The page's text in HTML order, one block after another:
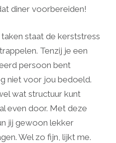
diner voorbereiden!
taken staat de kerststress
Tenzij je een
persoon bent
niet voor jou bedoeld.
wat structuur kunt
even door. Met deze
jij gewoon lekker
Wel zo fijn, lijkt me.